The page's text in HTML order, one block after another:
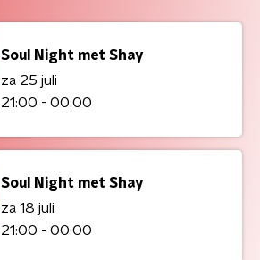
Soul Night met Shay
za 25 juli
21:00 - 00:00
Soul Night met Shay
za 18 juli
21:00 - 00:00